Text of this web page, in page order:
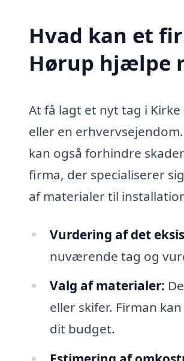
Hvad kan et
Hørup hjælpe
At få lagt et nyt tag i
eller en
kan også forhindre
firma, der specialiserer
af materialer til
Vurdering af det
nuværende tag og
Valg af materialer:
eller skifer. Firman
dit budget.